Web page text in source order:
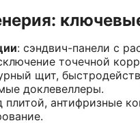
: сэндвич-панели с
точечной
щит,
доклевеллеры.
плитой, антифризные